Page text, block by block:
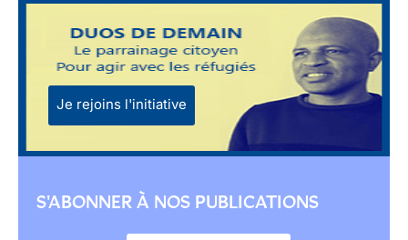
Je rejoins l'initiative
S'ABONNER À NOS PUBLICATIONS